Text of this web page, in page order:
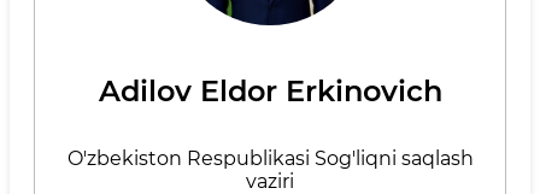
Adilov Eldor Erkinovich
O'zbekiston Respublikasi Sog'liqni saqlash
vaziri